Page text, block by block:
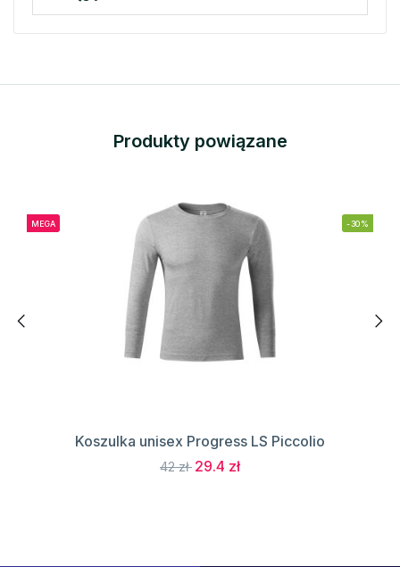
Produkty powiązane
MEGA -30%
Koszulka unisex Progress LS Piccolio
42 zł 29.4 zł